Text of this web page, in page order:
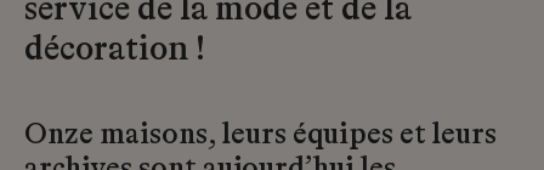
service de la mode et de la
décoration !
Onze maisons, leurs équipes et leurs